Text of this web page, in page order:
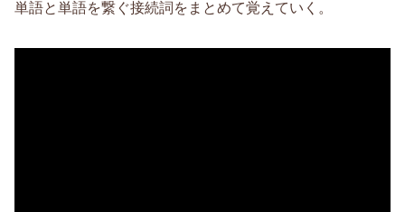
単語と単語を繋ぐ接続詞をまとめて覚えていく。